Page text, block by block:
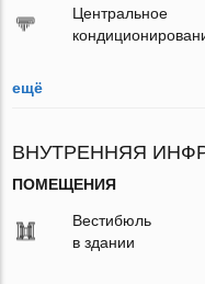
Центральное
ещё
ВНУТРЕННЯЯ
ПОМЕЩЕНИЯ
Вестибюль
в здании